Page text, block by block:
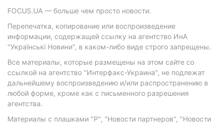
FOCUS.UA — больше чем просто новости.
Перепечатка, копирование или воспроизведение
информации, содержащей ссылку на агентство ИнА
"Українські Новини", в каком-либо виде строго запрещены.
Все материалы, которые размещены на этом сайте со
ссылкой на агентство "Интерфакс-Украина", не подлежат
дальнейшему воспроизведению и/или распространению в
любой форме, кроме как с письменного разрешения
агентства.
Материалы с плашками "Р", "Новости партнеров", "Новости